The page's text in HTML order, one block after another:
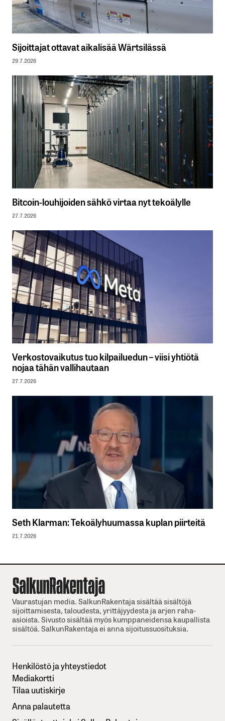
Sijoittajat ottavat aikalisää Wärtsilässä
29.7.2026
Bitcoin-louhijoiden sähkö virtaa nyt tekoälylle
27.7.2026
Verkostovaikutus tuo kilpailuedun – viisi yhtiötä
nojaa tähän vallihautaan
27.7.2026
Seth Klarman: Tekoälyhuumassa kuplan piirteitä
21.7.2026
Vaurastujan media. SalkunRakentaja sisältää sisältöjä
sijoittamisesta, taloudesta, yrittäjyydesta ja arjen raha-
asioista. Sivusto sisältää myös kumppaneidensa kaupallista
sisältöä. SalkunRakentaja ei anna sijoitussuosituksia.
Henkilöstö ja yhteystiedot
Mediakortti
Tilaa uutiskirje
Anna palautetta